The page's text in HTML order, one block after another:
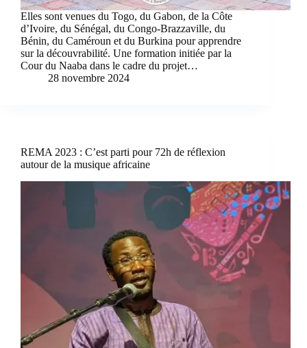
Elles sont venues du Togo, du Gabon, de la Côte
d’Ivoire, du Sénégal, du Congo-Brazzaville, du
Bénin, du Caméroun et du Burkina pour apprendre
sur la découvrabilité. Une formation initiée par la
Cour du Naaba dans le cadre du projet…
28 novembre 2024
REMA 2023 : C’est parti pour 72h de réflexion
autour de la musique africaine